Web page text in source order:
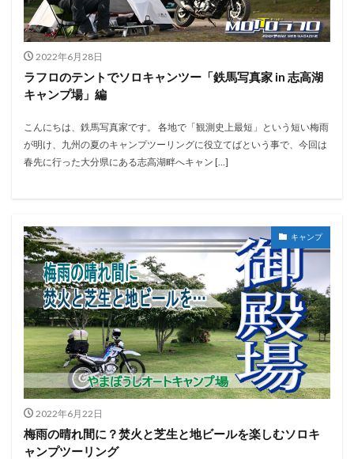
2022年6月28日
ラフロのテントでソロキャンツー「鉄馬写真家 in 志高湖
キャンプ場」編
こんにちは、鉄馬写真家です。 各地で「観測史上最短」という短い梅雨
が明け、九州の夏のキャンプツーリングに役立てばという事で、今回は
春先に行った大分県にある志高湖畔へキャン […]
キャンプ
2022年6月22日
梅雨の晴れ間に？焚火と芝生と地ビールを楽しむソロキ
ャンプツーリング